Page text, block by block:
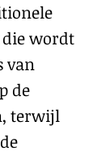
wordt
van
de
terwijl